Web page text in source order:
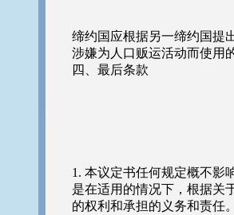
缔约国应根据另一缔约国提
涉嫌为人口贩运活动而使用
四、最后条款
1. 本议定书任何规定概不影
是在适用的情况下，根据关
的权利和承担的义务和责任